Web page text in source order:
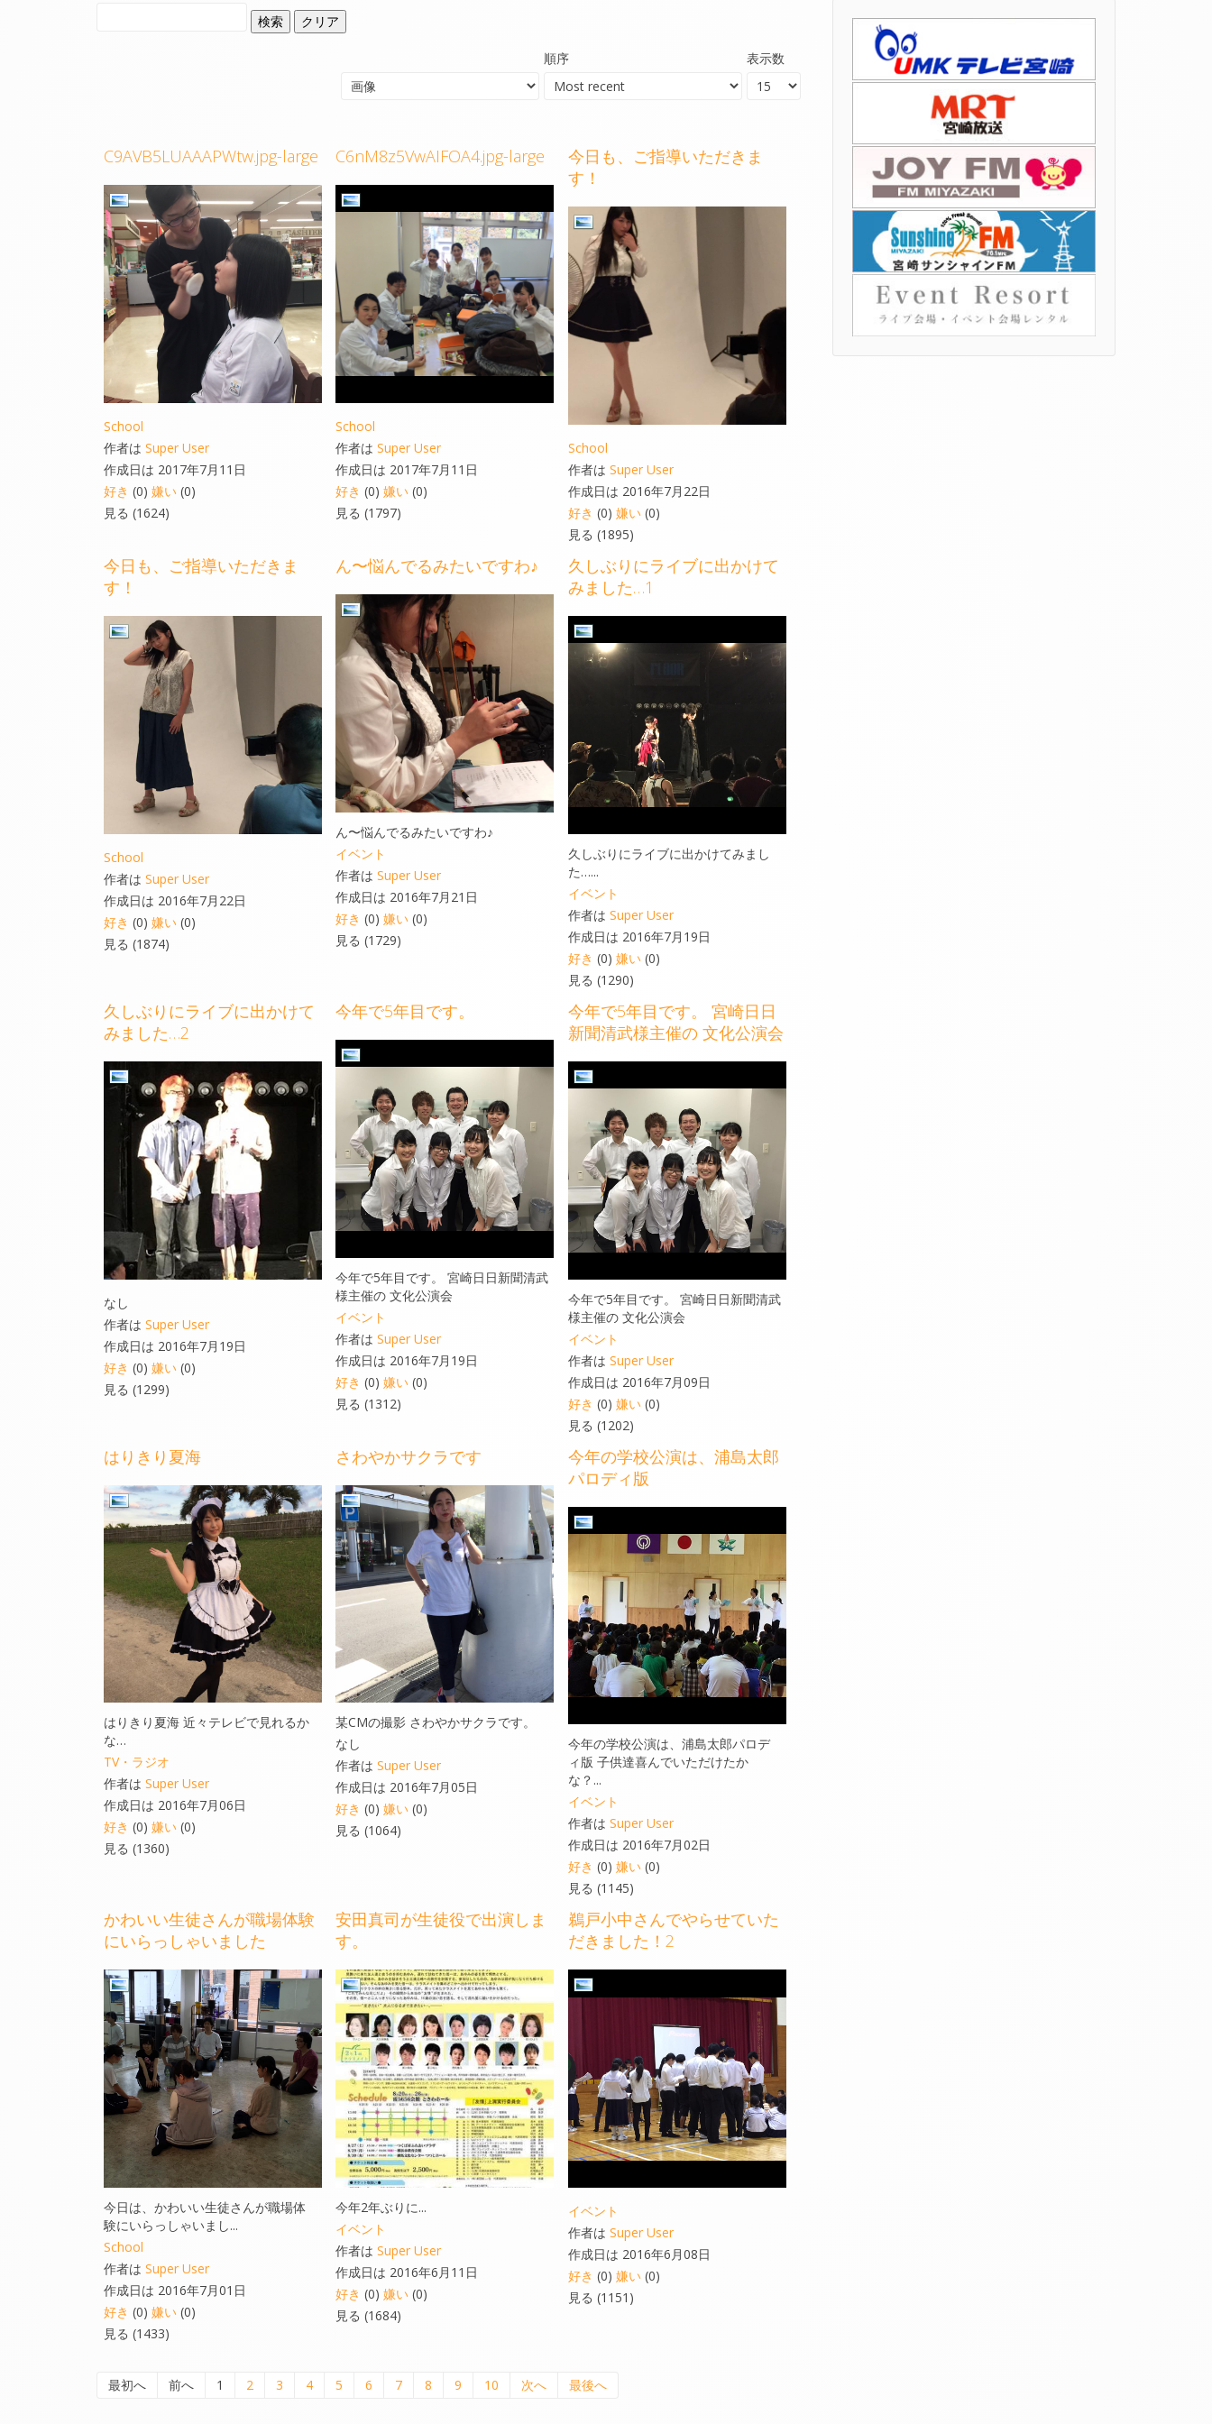
検索 クリア
表示数
順序
C9AVB5LUAAAPWtw.jpg-large
School
作者は Super User
作成日は 2017年7月11日
好き (0) 嫌い(0)
見る (1624)
C6nM8z5VwAIFOA4.jpg-large
School
作者はSuper User
作成日は 2017年7月11日
好き (0)嫌い (0)
見る (1797)
今日も、ご指導いただきま
す！
School
作者は Super User
作成日は 2016年7月22日
好き (0) 嫌い(0)
見る (1895)
今日も、ご指導いただきま
す！
School
作者は Super User
作成日は 2016年7月22日
好き (0) 嫌い(0)
見る (1874)
ん〜悩んでるみたいですわ♪
ん〜悩んでるみたいですわ♪
イベント
作者はSuper User
作成日は 2016年7月21日
好き (0)嫌い (0)
見る (1729)
久しぶりにライブに出かけて
みました…1
久しぶりにライブに出かけてみまし
た…...
イベント
作者は Super User
作成日は 2016年7月19日
好き (0) 嫌い(0)
見る (1290)
久しぶりにライブに出かけて
みました…2
なし
作者は Super User
作成日は 2016年7月19日
好き (0) 嫌い(0)
見る (1299)
今年で5年目です。
今年で5年目です。 宮崎日日新聞清武
様主催の 文化公演会
イベント
作者はSuper User
作成日は 2016年7月19日
好き (0)嫌い (0)
見る (1312)
今年で5年目です。 宮崎日日
新聞清武様主催の 文化公演会
今年で5年目です。 宮崎日日新聞清武
様主催の 文化公演会
イベント
作者は Super User
作成日は 2016年7月09日
好き (0) 嫌い(0)
見る (1202)
はりきり夏海
はりきり夏海 近々テレビで見れるか
な…
TV・ラジオ
作者は Super User
作成日は 2016年7月06日
好き (0) 嫌い(0)
見る (1360)
さわやかサクラです
某CMの撮影 さわやかサクラです。
なし
作者はSuper User
作成日は 2016年7月05日
好き (0)嫌い (0)
見る (1064)
今年の学校公演は、浦島太郎
パロディ版
今年の学校公演は、浦島太郎パロデ
ィ版 子供達喜んでいただけたか
な？...
イベント
作者は Super User
作成日は 2016年7月02日
好き (0) 嫌い(0)
見る (1145)
かわいい生徒さんが職場体験
にいらっしゃいました
今日は、かわいい生徒さんが職場体
験にいらっしゃいまし...
School
作者は Super User
作成日は 2016年7月01日
好き (0) 嫌い(0)
見る (1433)
安田真司が生徒役で出演しま
す。
今年2年ぶりに...
イベント
作者はSuper User
作成日は 2016年6月11日
好き (0)嫌い (0)
見る (1684)
鵜戸小中さんでやらせていた
だきました！2
イベント
作者は Super User
作成日は 2016年6月08日
好き (0) 嫌い(0)
見る (1151)
最初へ 前へ 1 2 3 4 5 6 7 8 9 10 次へ 最後へ